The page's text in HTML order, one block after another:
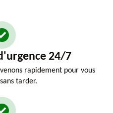
24/7
rapidement pour vous
tarder.